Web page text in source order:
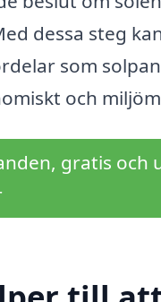
dessa steg
som
och
gratis och